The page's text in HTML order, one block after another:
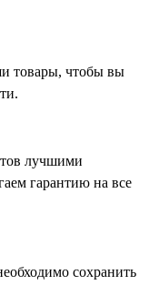
товары, чтобы вы
лучшими
гарантию на все
сохранить